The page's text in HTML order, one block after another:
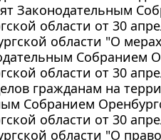
Законодательным
области от 30
области "О
Собранием
области от 30
гражданам на
Собранием
области от 30
области "О